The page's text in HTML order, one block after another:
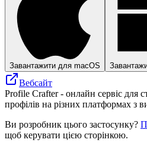
Завантажити для macOS
Вебсайт
Profile Crafter - онлайн сервіс для
профілів на різних платформах з
Ви розробник цього застосунку?
щоб керувати цією сторінкою.